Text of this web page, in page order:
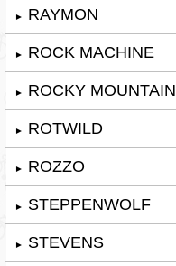
► RAYMON
► ROCK MACHINE
► ROCKY MOUNTAIN
► ROTWILD
► ROZZO
► STEPPENWOLF
► STEVENS